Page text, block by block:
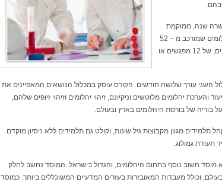
שנה, ממוקמת
בבורסת היהלומים. היא מציעה קורס יהלומים שמורכב מ – 52
ושתיים שעות לימוד בשני מסלולים עיקריים, של 12 מפגשים או
השני עורך שלושה חודשים. הקורס עוסק במכלול הנושאים המאפיינים את
והערכת יהלומים מלוטשים וניקיונם, זיהוי יהלומים וזיהוי זיופים שלהם,
בוריה של בורסת היהלומים בארץ ובעולם.
תלמידים מגוון מקבוצות גיל שונות, וקולט גם תלמידים ללא ניסיון מוקדם
תעודת גמולוג.
מוסד חשוב נוסף בתחום היהלומים, והגדול בישראל. המוסד נחשב לחלק
וכולל מעבדות המאובזרות בעזרים המדעיים המשוכללים ביותר. כמוסד